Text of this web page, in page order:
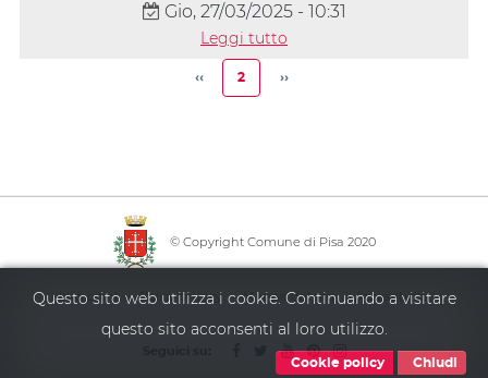
Gio, 27/03/2025 - 10:31
Leggi tutto
Paginazione
Pagina
precedente
‹‹
Pagina
attuale
2
Pagina
››
© Copyright Comune di Pisa 2020
Info point·Policy privacy ·Mappa del sito·Accessibilità
Questo sito web utilizza i cookie. Continuando a visitare
questo sito acconsenti al loro utilizzo.
Cookie policy Chiudi